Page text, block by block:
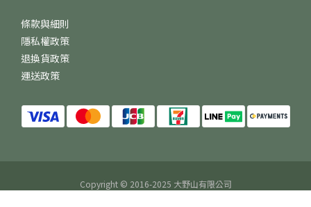
條款與細則
隱私權政策
退換貨政策
運送政策
Copyright © 2016-2025 大野山有限公司